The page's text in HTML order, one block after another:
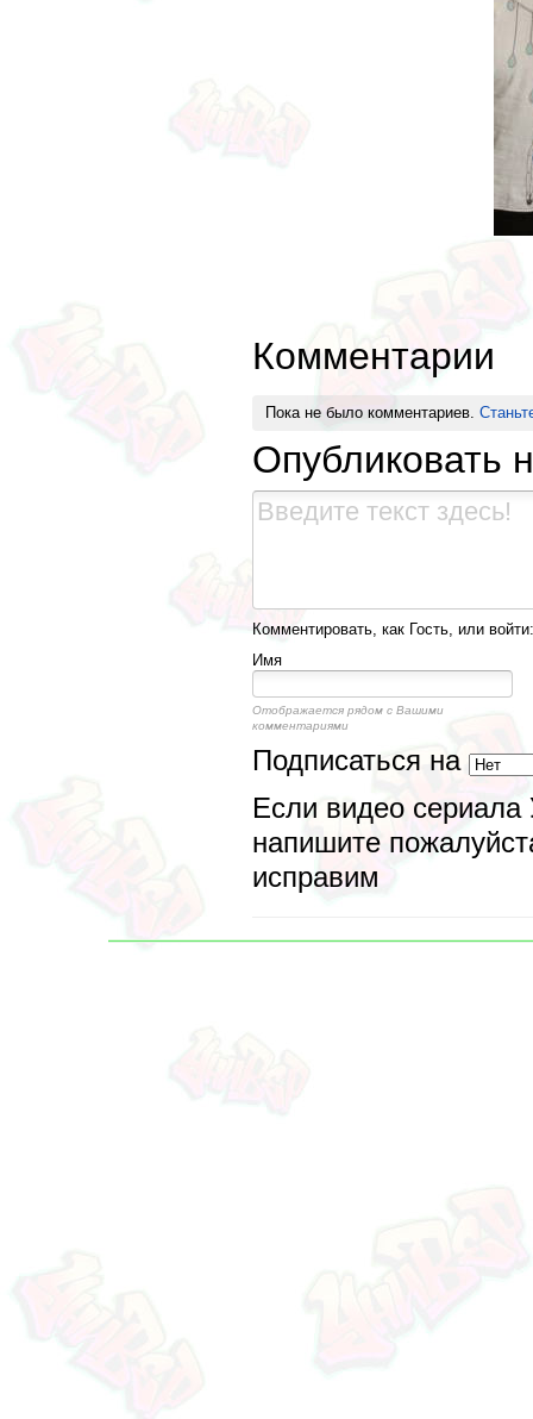
Комментарии
Пока не было комментариев.
Опубликовать
Комментировать, как Гость, или войти:
Имя
Отображается рядом с Вашими
комментариями
Подписаться на
Если видео сериала
напишите
исправим